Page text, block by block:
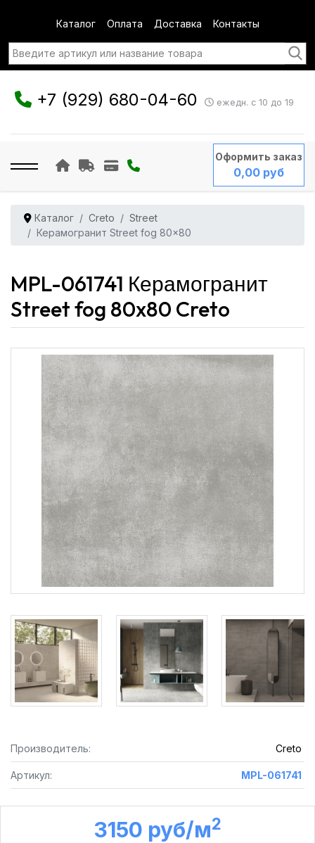
Каталог Оплата Доставка Контакты
+7 (929) 680-04-60 ежедн. с 10 до 19
Оформить заказ
0,00 руб
Каталог Creto
Street
Керамогранит Street fog 80x80
MPL-061741 Керамогранит
Street fog 80x80 Creto
Производитель: Creto
Артикул: MPL-061741
3150 руб /м2